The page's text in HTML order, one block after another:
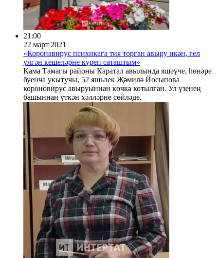
21:00
22 март 2021
«Коронавирус психикага тия торган авыру икән, гел
үлгән кешеләрне күреп саташтым»
Кама Тамагы районы Каратал авылында яшәүче, һөнәре
буенча укытучы, 52 яшьлек Җәмилә Йосыпова
короновирус авыруыннан көчкә котылган. Ул үзенең
башыннан үткән хәлләрне сөйләде.